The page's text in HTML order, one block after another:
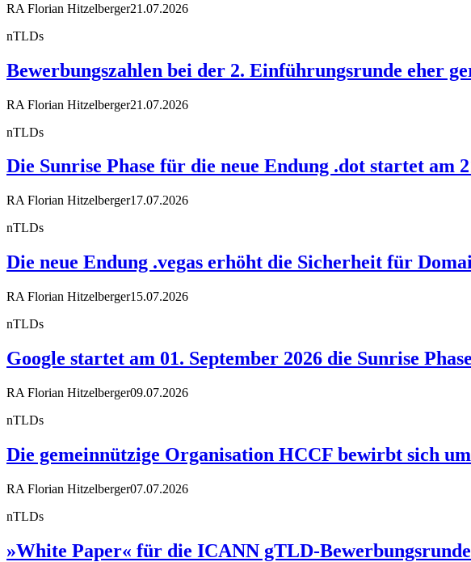
RA Florian Hitzelberger21.07.2026
nTLDs
Bewerbungszahlen bei der 2. Einführungsrunde eher
RA Florian Hitzelberger21.07.2026
nTLDs
Die Sunrise Phase für die neue Endung .dot startet am
RA Florian Hitzelberger17.07.2026
nTLDs
Die neue Endung .vegas erhöht die Sicherheit für
RA Florian Hitzelberger15.07.2026
nTLDs
Google startet am 01. September 2026 die Sunrise
RA Florian Hitzelberger09.07.2026
nTLDs
Die gemeinnützige Organisation HCCF bewirbt sich
RA Florian Hitzelberger07.07.2026
nTLDs
»White Paper« für die ICANN gTLD-